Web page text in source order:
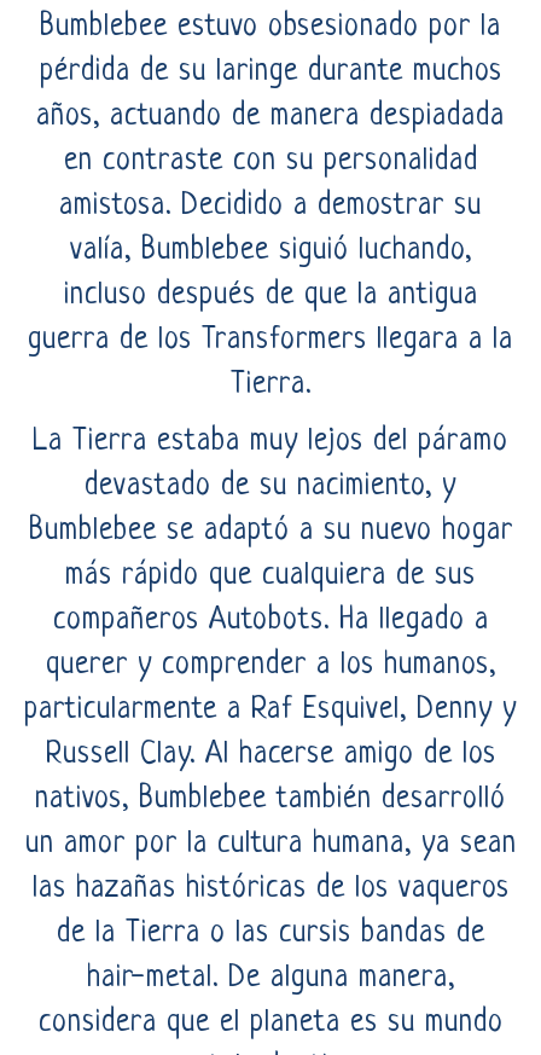
Bumblebee estuvo obsesionado por la
pérdida de su laringe durante muchos
años, actuando de manera despiadada
en contraste con su personalidad
amistosa. Decidido a demostrar su
valía, Bumblebee siguió luchando,
incluso después de que la antigua
guerra de los Transformers llegara a la
Tierra.
La Tierra estaba muy lejos del páramo
devastado de su nacimiento, y
Bumblebee se adaptó a su nuevo hogar
más rápido que cualquiera de sus
compañeros Autobots. Ha llegado a
querer y comprender a los humanos,
particularmente a Raf Esquivel, Denny y
Russell Clay. Al hacerse amigo de los
nativos, Bumblebee también desarrolló
un amor por la cultura humana, ya sean
las hazañas históricas de los vaqueros
de la Tierra o las cursis bandas de
hair-metal. De alguna manera,
considera que el planeta es su mundo